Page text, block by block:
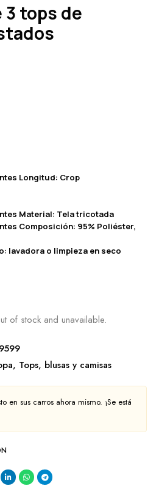
Longitud: Crop
Material: Tela tricotada
Composición: 95% Poliéster,
lavadora o limpieza en seco
of stock and unavailable.
, Tops, blusas y camisas
en sus carros ahora mismo. ¡Se está